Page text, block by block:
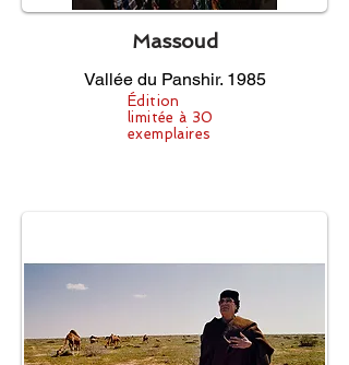
Massoud
Vallée du Panshir. 1985
Édition
limitée à 30
exemplaires